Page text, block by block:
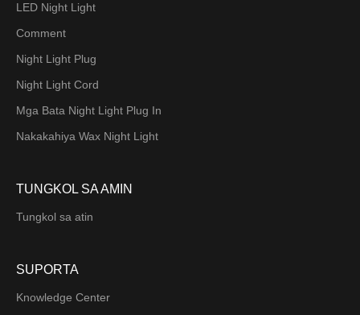
LED Night Light
Comment
Night Light Plug
Night Light Cord
Mga Bata Night Light Plug In
Nakakahiya Wax Night Light
TUNGKOL SA AMIN
Tungkol sa atin
SUPORTA
Knowledge Center